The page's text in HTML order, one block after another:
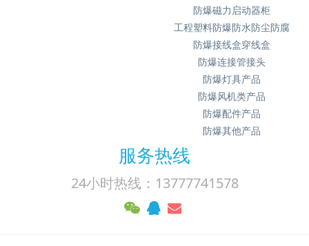
防爆磁力启动器柜
工程塑料防爆防水防尘防腐
防爆接线盒穿线盒
防爆连接管接头
防爆灯具产品
防爆风机类产品
防爆配件产品
防爆其他产品
服务热线
24小时热线：13777741578